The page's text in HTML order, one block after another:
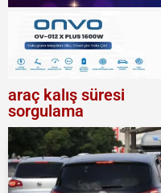
araç kalış süresi
sorgulama